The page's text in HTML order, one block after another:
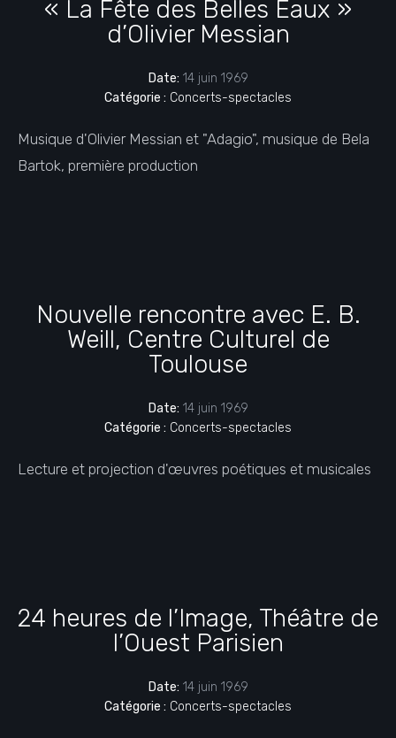
« La Fête des Belles Eaux »
d’Olivier Messian
Date: 14 juin 1969
Catégorie : Concerts-spectacles
Musique d'Olivier Messian et "Adagio", musique de Bela
Bartok, première production
Nouvelle rencontre avec E. B.
Weill, Centre Culturel de
Toulouse
Date: 14 juin 1969
Catégorie : Concerts-spectacles
Lecture et projection d'œuvres poétiques et musicales
24 heures de l’Image, Théâtre de
l’Ouest Parisien
Date: 14 juin 1969
Catégorie : Concerts-spectacles